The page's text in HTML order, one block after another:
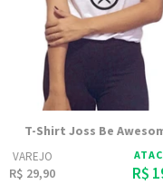
T-Shirt Joss Be
VAREJO
R$ 29,90 R$